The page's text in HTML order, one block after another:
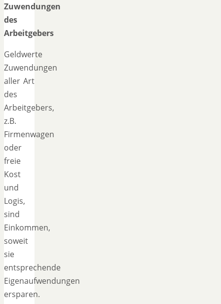
Zuwendungen
des
Arbeitgebers
Geldwerte
Zuwendungen
aller Art
des
Arbeitgebers,
z.B.
Firmenwagen
oder
freie
Kost
und
Logis,
sind
Einkommen,
soweit
sie
entsprechende
Eigenaufwendungen
ersparen.